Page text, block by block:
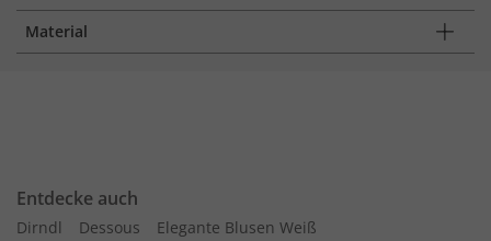
Material
Entdecke auch
Dirndl Dessous
Elegante Blusen Weiß